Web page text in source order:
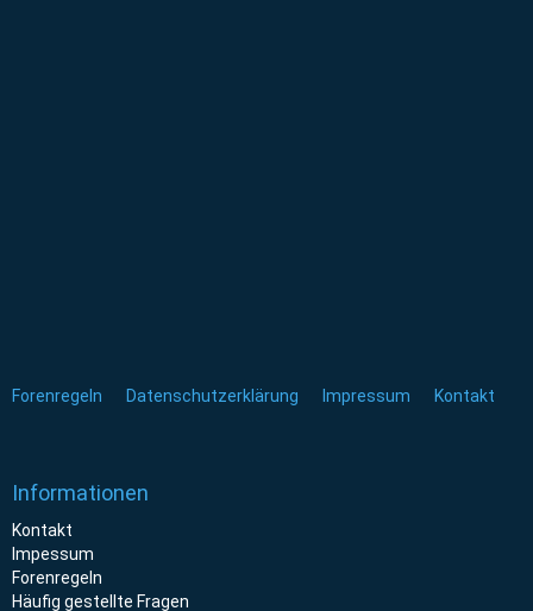
Forenregeln Datenschutzerklärung Impressum Kontakt
Informationen
Kontakt
Impessum
Forenregeln
Häufig gestellte Fragen